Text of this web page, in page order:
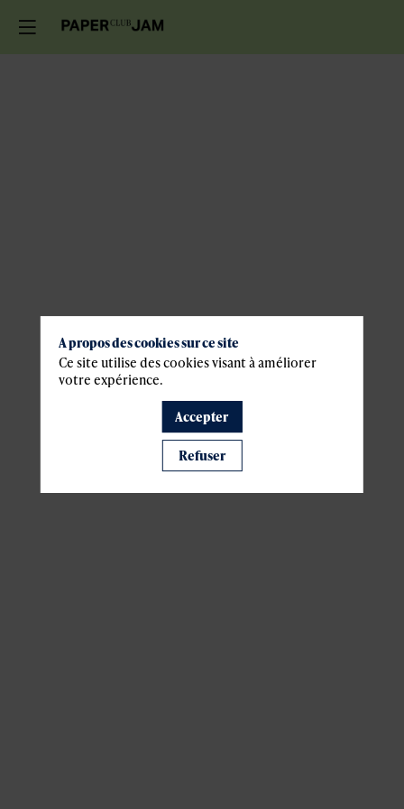
Il manque du contenu : rafraichissez votre navigateur
A propos des cookies sur ce site
Ce site utilise des cookies visant à améliorer
votre expérience.
Accepter
Refuser